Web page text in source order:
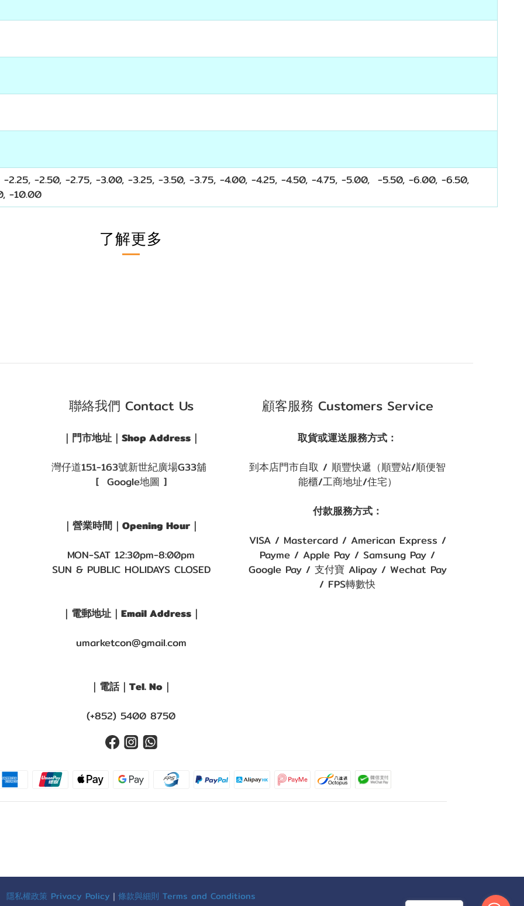
2.25, -2.50, -2.75, -3.00, -3.25, -3.50, -3.75, -4.00, -4.25, -4.50, -4.75, -5.00, -5.50, -6.00, -6.50,
-10.00
了解更多
聯絡我們 Contact Us
｜門市地址｜Shop Address｜
灣仔道151-163號新世紀廣場G33舖
[ Google地圖 ]
｜營業時間｜Opening Hour｜
MON-SAT 12:30pm-8:00pm
SUN & PUBLIC HOLIDAYS CLOSED
｜電郵地址｜Email Address｜
umarketcon@gmail.com
｜電話｜Tel. No｜
(+852) 5400 8750
顧客服務 Customers Service
取貨或運送服務方式：
到本店門市自取 / 順豐快遞（順豐站/順便智
能櫃/工商地址/住宅）
付款服務方式：
VISA / Mastercard / American Express /
Payme / Apple Pay / Samsung Pay /
Google Pay / 支付寶 Alipay / Wechat Pay
/ FPS轉數快
隱私權政策 Privacy Policy ｜ 條款與細則 Terms and Conditions